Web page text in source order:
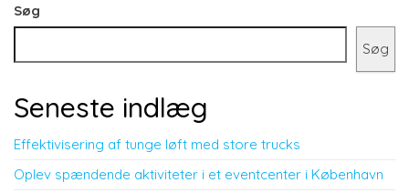
Søg
Søg
Seneste indlæg
Effektivisering af tunge løft med store trucks
Oplev spændende aktiviteter i et eventcenter i København